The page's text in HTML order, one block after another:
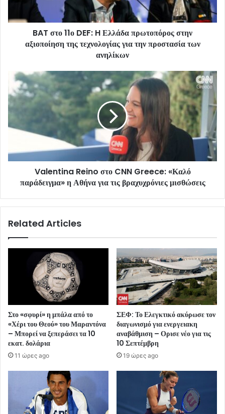
BAT στο 11ο DEF: H Ελλάδα πρωτοπόρος στην
αξιοποίηση της τεχνολογίας για την προστασία των
ανηλίκων
Valentina Reino στο CNN Greece: «Καλό
παράδειγμα» η Αθήνα για τις βραχυχρόνιες μισθώσεις
Related Articles
Στο «σφυρί» η μπάλα από το
«Χέρι του Θεού» του Μαραντόνα
– Μπορεί να ξεπεράσει τα 10
εκατ. δολάρια
11 ώρες ago
ΣΕΦ: Το Ελεγκτικό ακύρωσε τον
διαγωνισμό για ενεργειακη
αναβάθμιση – Ορισε νέο για τις
10 Σεπτέμβρη
19 ώρες ago